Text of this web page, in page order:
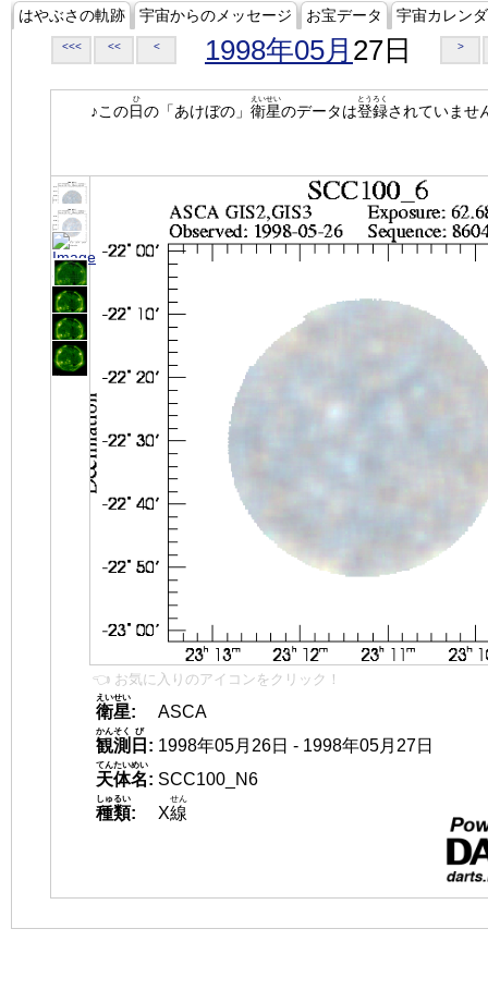
はやぶさの軌跡 宇宙からのメッセージ お宝データ 宇宙カレン
<<< << < 1998年05月 27日 >
♪この日
ひ
の「あけぼの」 衛星
えいせい
のデータは登録
とうろく
されていませ
👈 お気に入りのアイコンをクリック！
衛星
えいせい
:
ASCA
観測
かんそく
日
び
: 1998年05月26日 - 1998年05月27日
天体名
てんたいめい
: SCC100_N6
種類
しゅるい
: X線
せん